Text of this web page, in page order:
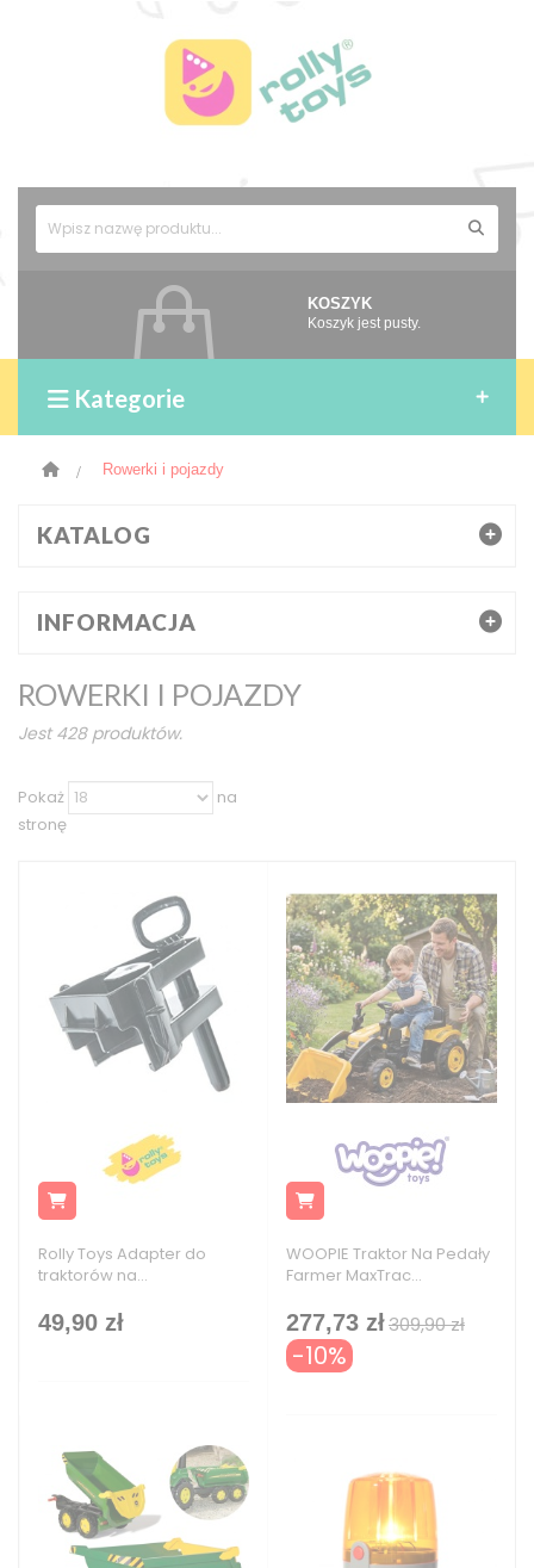
KOSZYK
Koszyk jest pusty.
Kategorie
> Rowerki i pojazdy
KATALOG
INFORMACJA
ROWERKI I POJAZDY
Jest 428 produktów.
Pokaż
na
stronę
Rolly Toys Adapter do
traktorów na...
49,90 zł
WOOPIE Traktor Na Pedały
Farmer MaxTrac...
277,73 zł309,90 zł
-10%